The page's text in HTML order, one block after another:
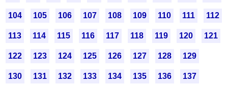
104 105 106 107 108 109 110 111 112
113 114 115 116 117 118 119 120 121
122 123 124 125 126 127 128 129
130 131 132 133 134 135 136 137